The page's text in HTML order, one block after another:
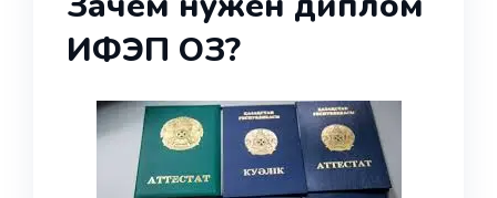
ИФЭП ОЗ?